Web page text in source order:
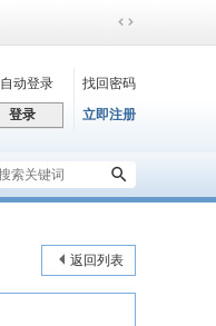
切
到
宽
版
自动登录
找回密码
登录 立即注册
返回列表